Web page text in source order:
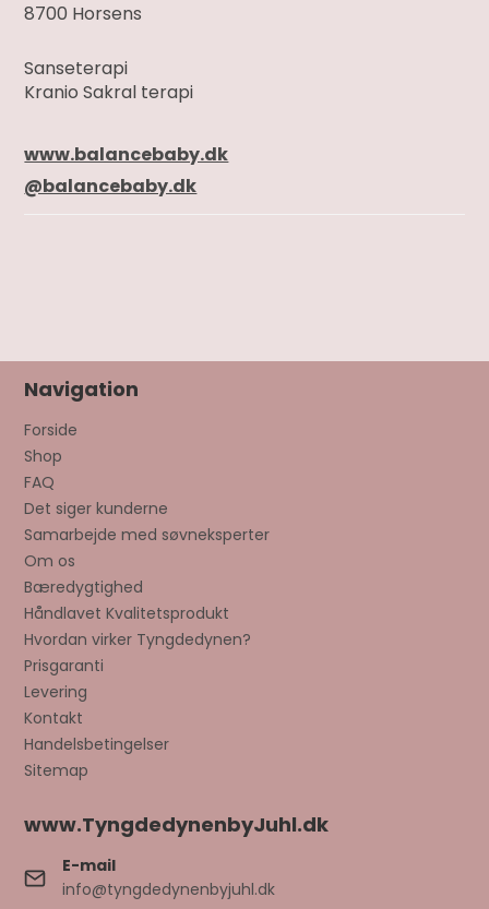
8700 Horsens
Sanseterapi
Kranio Sakral terapi
www.balancebaby.dk
@balancebaby.dk
Navigation
Forside
Shop
FAQ
Det siger kunderne
Samarbejde med søvneksperter
Om os
Bæredygtighed
Håndlavet Kvalitetsprodukt
Hvordan virker Tyngdedynen?
Prisgaranti
Levering
Kontakt
Handelsbetingelser
Sitemap
www.TyngdedynenbyJuhl.dk
E-mail
info@tyngdedynenbyjuhl.dk